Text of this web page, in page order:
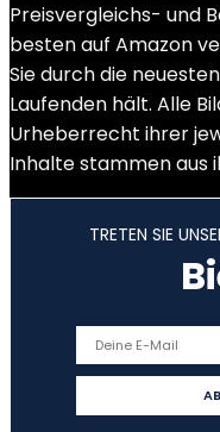
Preisvergleichs- und
besten auf Amazon
Sie durch die
Laufenden hält. Alle
Urheberrecht ihrer
Inhalte stammen aus
TRETEN SIE